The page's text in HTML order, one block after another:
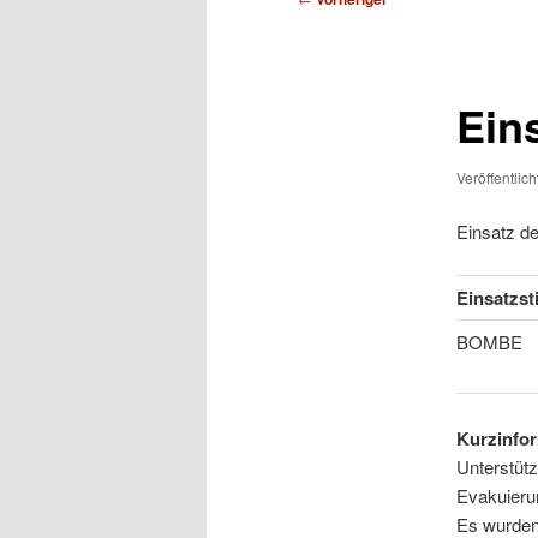
Einsatz
BOMBE
Es